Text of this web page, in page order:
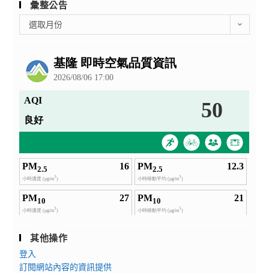
彙整公告
整
選取月份
其他操作
登入
訂閱網站內容的資訊提供